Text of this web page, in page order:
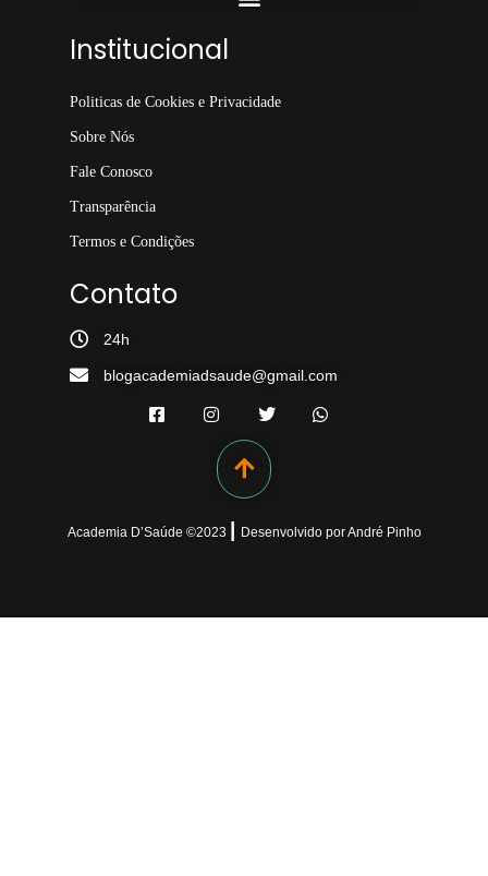
Institucional
Politicas de Cookies e Privacidade
Sobre Nós
Fale Conosco
Transparência
Termos e Condições
Contato
24h
blogacademiadsaude@gmail.com
Academia D’Saúde ©2023 DesenvolvidoporAndré Pinho